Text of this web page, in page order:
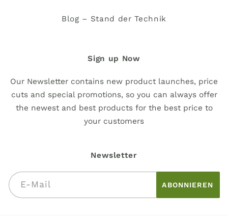
Blog – Stand der Technik
Sign up Now
Our Newsletter contains new product launches, price
cuts and special promotions, so you can always offer
the newest and best products for the best price to
your customers
Newsletter
E-Mail ABONNIEREN